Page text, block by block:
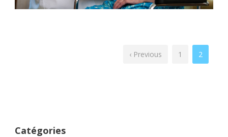
‹ Previous 1 2
Catégories